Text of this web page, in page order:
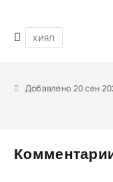
ХИЯЛ
Добавлено 20 сен